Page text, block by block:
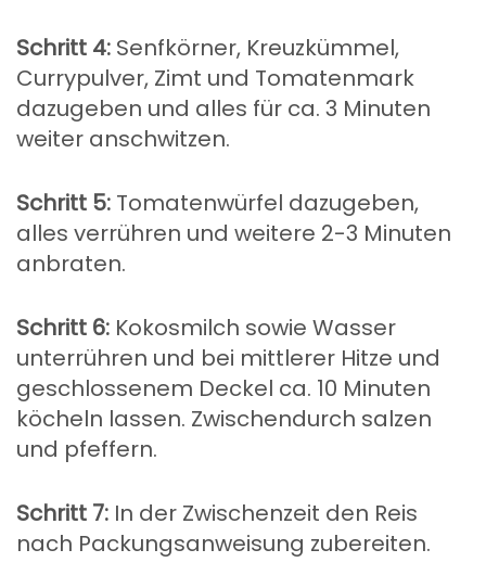
Schritt 4: Senfkörner, Kreuzkümmel,
Currypulver, Zimt und Tomatenmark
dazugeben und alles für ca. 3 Minuten
weiter anschwitzen.
Schritt 5: Tomatenwürfel dazugeben,
alles verrühren und weitere 2-3 Minuten
anbraten.
Schritt 6: Kokosmilch sowie Wasser
unterrühren und bei mittlerer Hitze und
geschlossenem Deckel ca. 10 Minuten
köcheln lassen. Zwischendurch salzen
und pfeffern.
Schritt 7: In der Zwischenzeit den Reis
nach Packungsanweisung zubereiten.